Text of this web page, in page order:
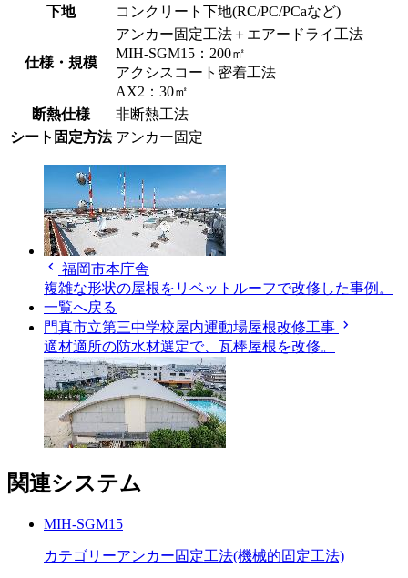
下地
コンクリート下地(RC/PC/PCaなど)
仕様・規模
アンカー固定工法＋エアードライ工法
MIH-SGM15：200㎡
アクシスコート密着工法
AX2：30㎡
断熱仕様
非断熱工法
シート固定方法 アンカー固定
chevron_left 福岡市本庁舎
複雑な形状の屋根をリベットルーフで改修した事例。
一覧へ戻る
門真市立第三中学校屋内運動場屋根改修工事 chevron_right
適材適所の防水材選定で、瓦棒屋根を改修。
関連システム
MIH-SGM15
カテゴリーアンカー固定工法(機械的固定工法)